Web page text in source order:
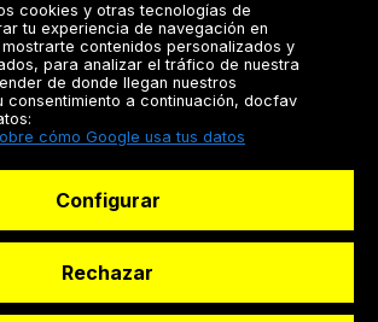
Registrarse
cookies y otras tecnologías de
tu experiencia de navegación en
contenidos personalizados y
para analizar el tráfico de nuestra
de donde llegan nuestros
consentimiento a continuación, docfav
cómo Google usa tus datos
Configurar
Rechazar